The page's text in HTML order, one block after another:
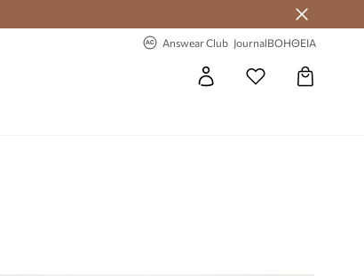
Answear Club JournalΒΟΗΘΕΙΑ